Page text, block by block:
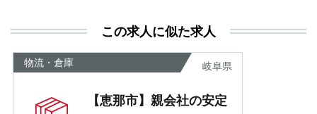
が
この求人に似た求人
物流・倉庫 岐阜県
【恵那市】親会社の安定